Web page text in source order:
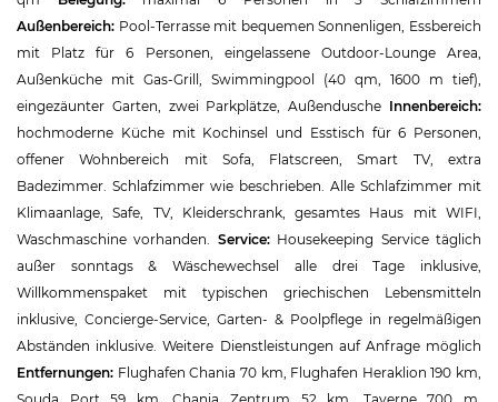
Außenbereich: Pool-Terrasse mit bequemen Sonnenligen, Essbereich
mit Platz für 6 Personen, eingelassene Outdoor-Lounge Area,
Außenküche mit Gas-Grill, Swimmingpool (40 qm, 1600 m tief),
eingezäunter Garten, zwei Parkplätze, Außendusche Innenbereich:
hochmoderne Küche mit Kochinsel und Esstisch für 6 Personen,
offener Wohnbereich mit Sofa, Flatscreen, Smart TV, extra
Badezimmer. Schlafzimmer wie beschrieben. Alle Schlafzimmer mit
Klimaanlage, Safe, TV, Kleiderschrank, gesamtes Haus mit WIFI,
Waschmaschine vorhanden. Service: Housekeeping Service täglich
außer sonntags & Wäschewechsel alle drei Tage inklusive,
Willkommenspaket mit typischen griechischen Lebensmitteln
inklusive, Concierge-Service, Garten- & Poolpflege in regelmäßigen
Abständen inklusive. Weitere Dienstleistungen auf Anfrage möglich
Entfernungen: Flughafen Chania 70 km, Flughafen Heraklion 190 km,